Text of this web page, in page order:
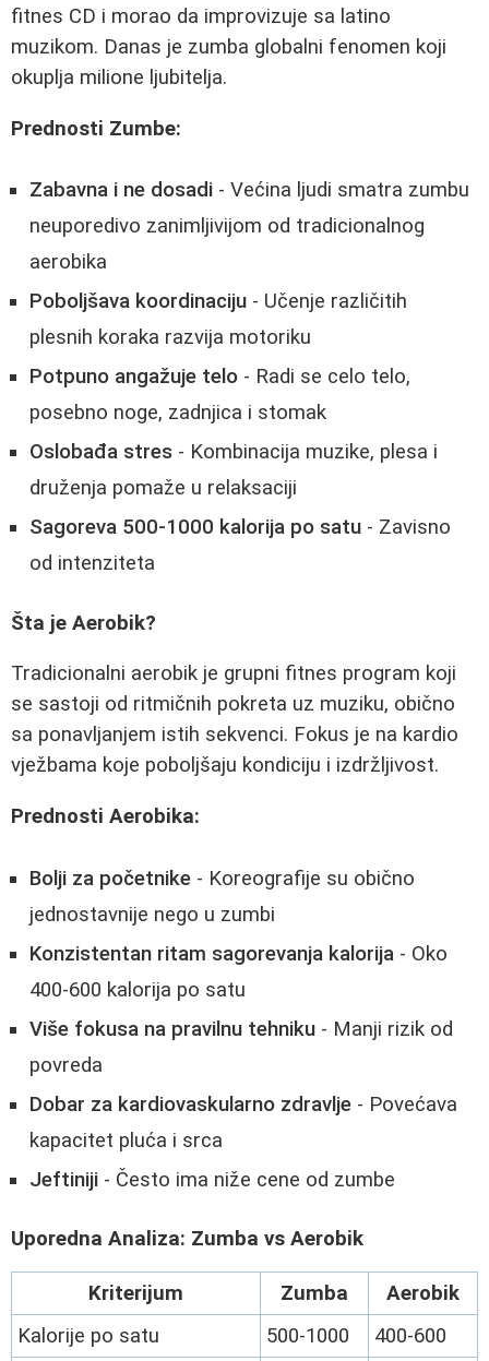
fitnes CD i morao da improvizuje sa latino
muzikom. Danas je zumba globalni fenomen koji
okuplja milione ljubitelja.
Prednosti Zumbe:
Zabavna i ne dosadi - Većina ljudi smatra zumbu
neuporedivo zanimljivijom od tradicionalnog
aerobika
Poboljšava koordinaciju - Učenje različitih
plesnih koraka razvija motoriku
Potpuno angažuje telo - Radi se celo telo,
posebno noge, zadnjica i stomak
Oslobađa stres - Kombinacija muzike, plesa i
druženja pomaže u relaksaciji
Sagoreva 500-1000 kalorija po satu - Zavisno
od intenziteta
Šta je Aerobik?
Tradicionalni aerobik je grupni fitnes program koji
se sastoji od ritmičnih pokreta uz muziku, obično
sa ponavljanjem istih sekvenci. Fokus je na kardio
vježbama koje poboljšaju kondiciju i izdržljivost.
Prednosti Aerobika:
Bolji za početnike - Koreografije su obično
jednostavnije nego u zumbi
Konzistentan ritam sagorevanja kalorija - Oko
400-600 kalorija po satu
Više fokusa na pravilnu tehniku - Manji rizik od
povreda
Dobar za kardiovaskularno zdravlje - Povećava
kapacitet pluća i srca
Jeftiniji - Često ima niže cene od zumbe
Uporedna Analiza: Zumba vs Aerobik
Kriterijum Zumba
Aerobik
Kalorije po satu
500-1000
400-600